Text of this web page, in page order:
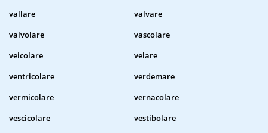
vallare
valvare
valvolare
vascolare
veicolare
velare
ventricolare
verdemare
vermicolare
vernacolare
vescicolare
vestibolare